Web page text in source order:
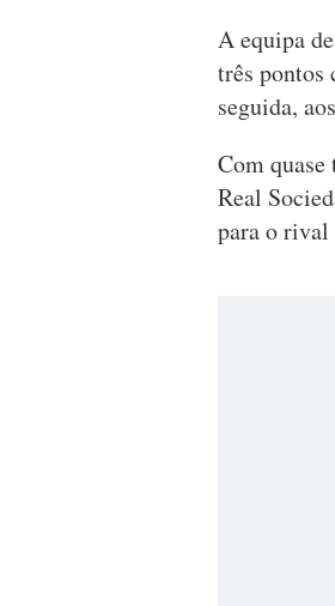
A equipa
três pontos
seguida,
Com quase
Real
para o rival